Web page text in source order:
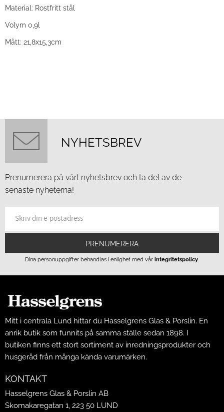
Material: Rostfritt stål
Volym 0,9l
Mått: 21,8x15,3cm
NYHETSBREV
Prenumerera på vårt nyhetsbrev och ta del av de
senaste nyheterna!
PRENUMERERA
Dina personuppgifter behandlas i enlighet med vår integritetspolicy.
Mitt i centrala Lund hittar du Hasselgrens Glas & Porslin. En
anrik butik som funnits på samma ställe sedan 1898. I
butiken finns ett stort sortiment av inredningsprodukter och
husgeråd från många kända varumärken.
KONTAKT
Hasselgrens Glas & Porslin AB
Skomakaregatan 1, 223 50 LUND